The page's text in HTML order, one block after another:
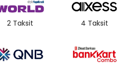
2 Taksit 4 Taksit